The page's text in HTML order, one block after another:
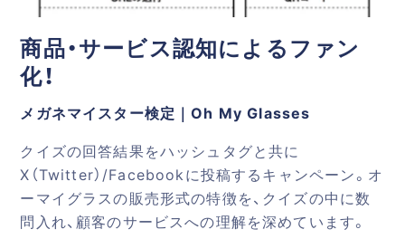
商品・サービス認知によるファン
化！
メガネマイスター検定｜Oh My Glasses
クイズの回答結果をハッシュタグと共に
X（Twitter）/Facebookに投稿するキャンペーン。オ
ーマイグラスの販売形式の特徴を、クイズの中に数
問入れ、顧客のサービスへの理解を深めています。